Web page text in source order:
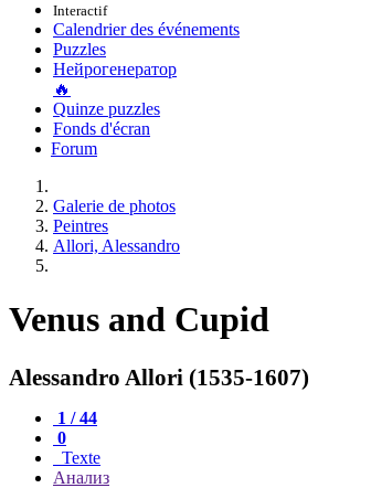
Interactif
Calendrier des événements
Puzzles
Нейрогенератор
🔥
Quinze puzzles
Fonds d'écran
Forum
Galerie de photos
Peintres
Allori, Alessandro
Venus and Cupid
Alessandro Allori (1535-1607)
1 / 44
0
Texte
Анализ